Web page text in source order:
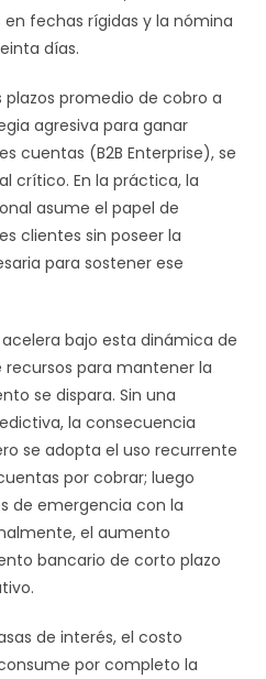
fechas rígidas y la nómina
días.
plazos promedio de cobro a
agresiva para ganar
cuentas (B2B Enterprise), se
crítico. En la práctica, la
asume el papel de
clientes sin poseer la
para sostener ese
bajo esta dinámica de
recursos para mantener la
se dispara. Sin una
la consecuencia
se adopta el uso recurrente
por cobrar; luego
de emergencia con la
el aumento
bancario de corto plazo
de interés, el costo
por completo la